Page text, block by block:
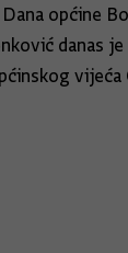
općine
danas
vijeća